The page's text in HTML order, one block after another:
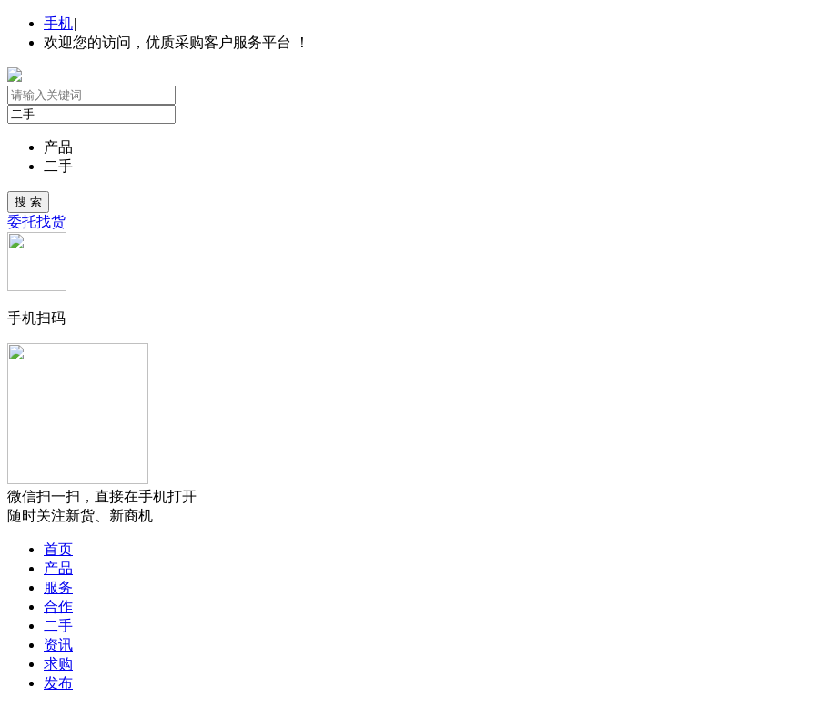
手机|
欢迎您的访问，优质采购客户服务平台 ！
产品
二手
委托找货
手机扫码
微信扫一扫，直接在手机打开
随时关注新货、新商机
首页
产品
服务
合作
二手
资讯
求购
发布